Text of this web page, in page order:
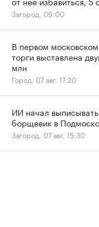
Загород, 09:00
В первом
торги выставлена
млн
Город, 07 авг, 17:20
ИИ начал
борщевик в
Загород, 07 авг, 15:30